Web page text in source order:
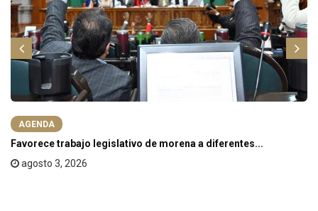
AGENDA
Favorece trabajo legislativo de morena a diferentes...
agosto 3, 2026